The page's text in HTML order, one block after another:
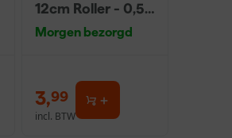
12cm Roller - 0,5L
+ 5 Inzetbakken
Morgen bezorgd
3,99
incl. BTW